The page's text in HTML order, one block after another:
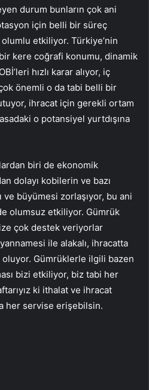
durum bunların çok ani
için belli bir süreç
etkiliyor. Türkiye’nin
kere coğrafi konumu, dinamik
hızlı karar alıyor, iç
önemli o da tabi belli bir
ihracat için gerekli ortam
o potansiyel yurtdışına
biri de ekonomik
dolayı kobilerin ve bazı
ve büyümesi zorlaşıyor, bu ani
olumsuz etkiliyor. Gümrük
çok destek veriyorlar
ile alakalı, ihracatta
oluyor. Gümrüklerle ilgili bazen
bizi etkiliyor, biz tabi her
ki ithalat ve ihracat
her servise erişebilsin.